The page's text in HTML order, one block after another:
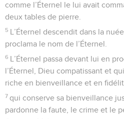
comme l’Éternel le lui avait
deux tables de pierre.
5 L’Éternel descendit dans la
proclama le nom de l’Éternel.
6 L’Éternel passa devant lui en
l’Éternel, Dieu compatissant et
riche en bienveillance et en
7 qui conserve sa bienveillance
pardonne la faute, le crime et le